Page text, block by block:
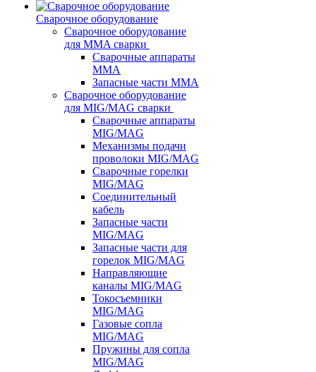
Сварочное оборудование
Сварочное оборудование
для MMA сварки
Сварочные аппараты
MMA
Запасные части MMA
Сварочное оборудование
для MIG/MAG сварки
Сварочные аппараты
MIG/MAG
Механизмы подачи
проволоки MIG/MAG
Сварочные горелки
MIG/MAG
Соединительный
кабель
Запасные части
MIG/MAG
Запасные части для
горелок MIG/MAG
Направляющие
каналы MIG/MAG
Токосъемники
MIG/MAG
Газовые сопла
MIG/MAG
Пружины для сопла
MIG/MAG